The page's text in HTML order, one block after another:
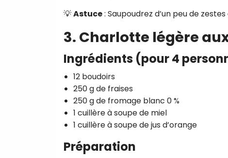
💡Astuce: Saupoudrez d’un peu de
3. Charlotte légère
Ingrédients (pour 4
12 boudoirs
250 g de fraises
250 g de fromage blanc 0 %
1 cuillère à soupe de miel
1 cuillère à soupe de jus d’orange
Préparation